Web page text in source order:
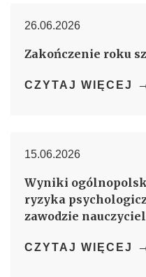
26.06.2026
Zakończenie roku
CZYTAJ WIĘCEJ
15.06.2026
Wyniki
ryzyka
zawodzie
CZYTAJ WIĘCEJ